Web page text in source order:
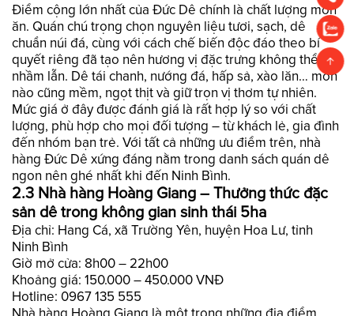
Điểm cộng lớn nhất của Đức Dê chính là chất lượng món
ăn. Quán chú trọng chọn nguyên liệu tươi, sạch, dê
chuẩn núi đá, cùng với cách chế biến độc đáo theo bí
quyết riêng đã tạo nên hương vị đặc trưng không thể
nhầm lẫn. Dê tái chanh, nướng đá, hấp sả, xào lăn… món
nào cũng mềm, ngọt thịt và giữ trọn vị thơm tự nhiên.
Mức giá ở đây được đánh giá là rất hợp lý so với chất
lượng, phù hợp cho mọi đối tượng – từ khách lẻ, gia đình
đến nhóm bạn trẻ. Với tất cả những ưu điểm trên, nhà
hàng Đức Dê xứng đáng nằm trong danh sách quán dê
ngon nên ghé nhất khi đến Ninh Bình.
2.3 Nhà hàng Hoàng Giang – Thưởng thức đặc
sản dê trong không gian sinh thái 5ha
Địa chỉ: Hang Cá, xã Trường Yên, huyện Hoa Lư, tỉnh
Ninh Bình
Giờ mở cửa: 8h00 – 22h00
Khoảng giá: 150.000 – 450.000 VNĐ
Hotline: 0967 135 555